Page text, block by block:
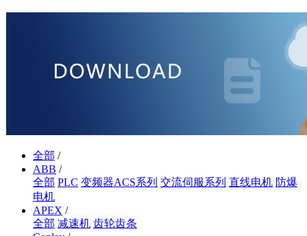
全部 /
ABB /
全部 PLC 变频器ACS系列 交流伺服系列 直线电机 防爆
电机
APEX /
全部 减速机 齿轮齿条